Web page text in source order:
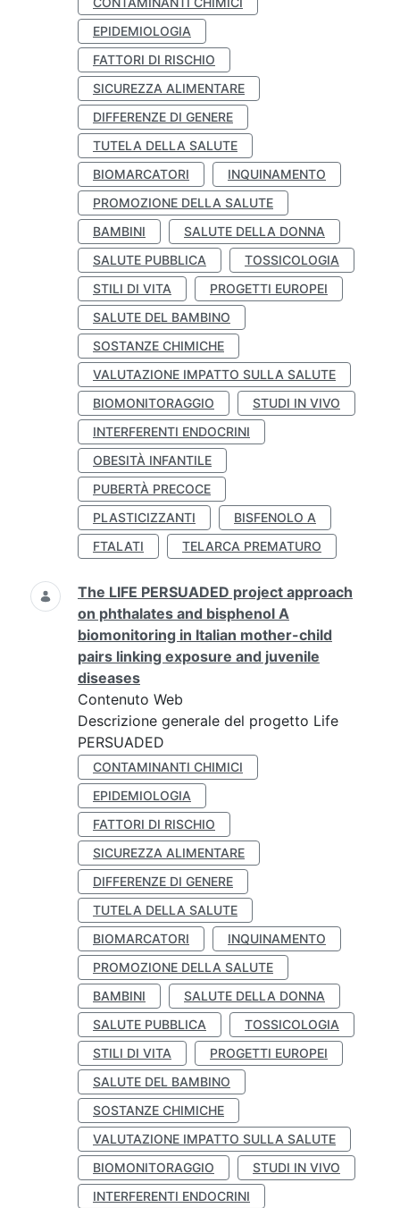
EPIDEMIOLOGIA
FATTORI DI RISCHIO
SICUREZZA ALIMENTARE
DIFFERENZE DI GENERE
TUTELA DELLA SALUTE
BIOMARCATORI
INQUINAMENTO
PROMOZIONE DELLA SALUTE
BAMBINI
SALUTE DELLA DONNA
SALUTE PUBBLICA
TOSSICOLOGIA
STILI DI VITA
PROGETTI EUROPEI
SALUTE DEL BAMBINO
SOSTANZE CHIMICHE
VALUTAZIONE IMPATTO SULLA SALUTE
BIOMONITORAGGIO
STUDI IN VIVO
INTERFERENTI ENDOCRINI
OBESITÀ INFANTILE
PUBERTÀ PRECOCE
PLASTICIZZANTI
BISFENOLO A
FTALATI
TELARCA PREMATURO
The LIFE PERSUADED project approach
on phthalates and bisphenol A
biomonitoring in Italian mother-child
pairs linking exposure and juvenile
diseases
Contenuto Web
Descrizione generale del progetto Life
PERSUADED
CONTAMINANTI CHIMICI
EPIDEMIOLOGIA
FATTORI DI RISCHIO
SICUREZZA ALIMENTARE
DIFFERENZE DI GENERE
TUTELA DELLA SALUTE
BIOMARCATORI
INQUINAMENTO
PROMOZIONE DELLA SALUTE
BAMBINI
SALUTE DELLA DONNA
SALUTE PUBBLICA
TOSSICOLOGIA
STILI DI VITA
PROGETTI EUROPEI
SALUTE DEL BAMBINO
SOSTANZE CHIMICHE
VALUTAZIONE IMPATTO SULLA SALUTE
BIOMONITORAGGIO
STUDI IN VIVO
INTERFERENTI ENDOCRINI